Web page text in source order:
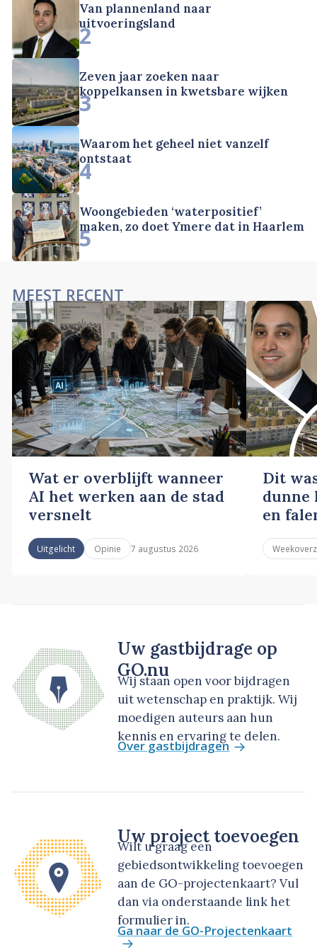
Van plannenland naar
uitvoeringsland
2
Zeven jaar zoeken naar
koppelkansen in kwetsbare wijken
3
Waarom het geheel niet vanzelf
ontstaat
4
Woongebieden ‘waterpositief’
maken, zo doet Ymere dat in Haarlem
5
MEEST RECENT
Wat er overblijft wanneer
AI het werken aan de stad
versnelt
Uitgelicht Opinie 7 augustus 2026
Dit
dunne
en
Uw gastbijdrage op
GO.nu
Wij staan open voor bijdragen
uit wetenschap en praktijk. Wij
moedigen auteurs aan hun
kennis en ervaring te delen.
Over gastbijdragen
Uw project toevoegen
Wilt u graag een
gebiedsontwikkeling toevoegen
aan de GO-projectenkaart? Vul
dan via onderstaande link het
formulier in.
Ga naar de GO-Projectenkaart